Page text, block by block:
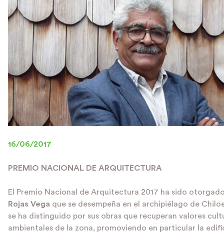
16/06/2017
PREMIO NACIONAL DE ARQUITECTURA
El Premio Nacional de Arquitectura 2017 ha sido
Rojas Vega que se desempeña en el archipiélago de
se ha distinguido por sus obras que recuperan valores
ambientales de la zona, promoviendo en particular la